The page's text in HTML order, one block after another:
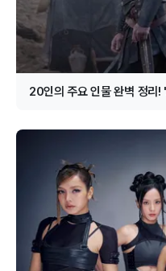
20인의 주요 인물 완벽 정리!